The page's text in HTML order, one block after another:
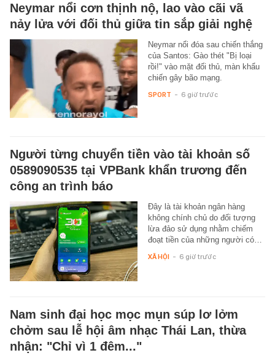
Neymar nổi cơn thịnh nộ, lao vào cãi vã
nảy lửa với đối thủ giữa tin sắp giải nghệ
Neymar nổi đóa sau chiến thắng
của Santos: Gào thét "Bị loại
rồi!" vào mặt đối thủ, màn khẩu
chiến gây bão mạng.
SPORT - 6 giờ trước
Người từng chuyển tiền vào tài khoản số
0589090535 tại VPBank khẩn trương đến
công an trình báo
Đây là tài khoản ngân hàng
không chính chủ do đối tượng
lừa đảo sử dụng nhằm chiếm
đoạt tiền của những người có…
XÃ HỘI - 6 giờ trước
Nam sinh đại học mọc mụn súp lơ lởm
chởm sau lễ hội âm nhạc Thái Lan, thừa
nhận: "Chỉ vì 1 đêm..."